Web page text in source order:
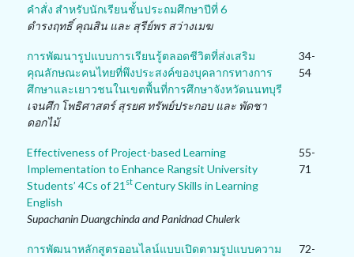
คำสั่ง สำหรับนักเรียนชั้นประถมศึกษาปีที่ 6
ดำรงฤทธิ์ คุณสิน และ สุรีย์พร สว่างเมฆ
การพัฒนารูปแบบการเรียนรู้ตลอดชีวิตที่ส่งเสริม
คุณลักษณะคนไทยที่พึงประสงค์ของบุคลากรทางการ
ศึกษาและเยาวชนในเขตพื้นที่การศึกษาจังหวัดนนทบุรี
เจนศึก โพธิศาสตร์ สุรยศ ทรัพย์ประกอบ และ พัดชา
ดอกไม้
34-
54
Effectiveness of Project-based Learning
Implementation to Enhance Rangsit University
Students’ 4Cs of 21 stCentury Skills in Learning
English
Supachanin Duangchinda and Panidnad Chulerk
55-
71
การพัฒนาหลักสูตรออนไลน์แบบเปิดตามรูปแบบความ
72-